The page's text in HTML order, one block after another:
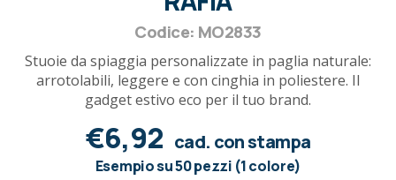
Codice: MO2833
Stuoie da spiaggia personalizzate in paglia naturale:
arrotolabili, leggere e con cinghia in poliestere. Il
gadget estivo eco per il tuo brand.
€6,92 cad. con stampa
Esempio su 50 pezzi (1 colore)